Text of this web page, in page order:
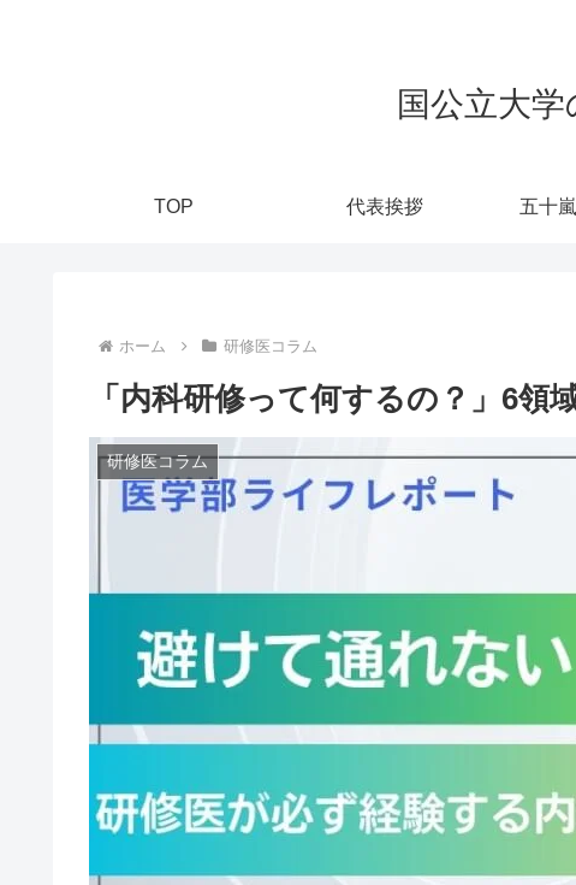
国公立大
TOP 代表挨拶 五十
ホーム 研修医コラム
「内科研修って何するの？」6領
研修医コラム